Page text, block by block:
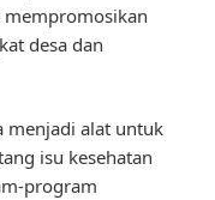
desa dan
menjadi alat untuk
isu kesehatan
program